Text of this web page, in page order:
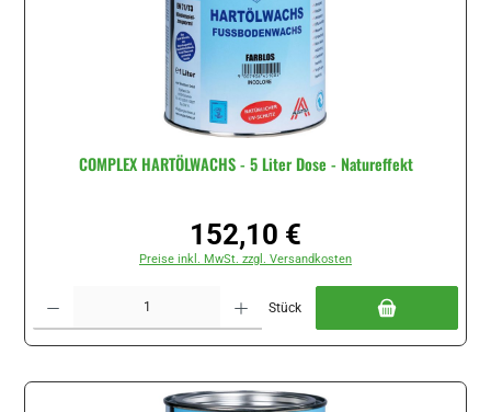
COMPLEX HARTÖLWACHS - 5 Liter Dose - Natureffekt
Regulärer Preis:
152,10 €
Preise inkl. MwSt. zzgl. Versandkosten
Stück